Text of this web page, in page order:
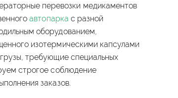
перевозки медикаментов
автопарка с разной
оборудованием,
изотермическими капсулами
требующие специальных
строгое соблюдение
заказов.